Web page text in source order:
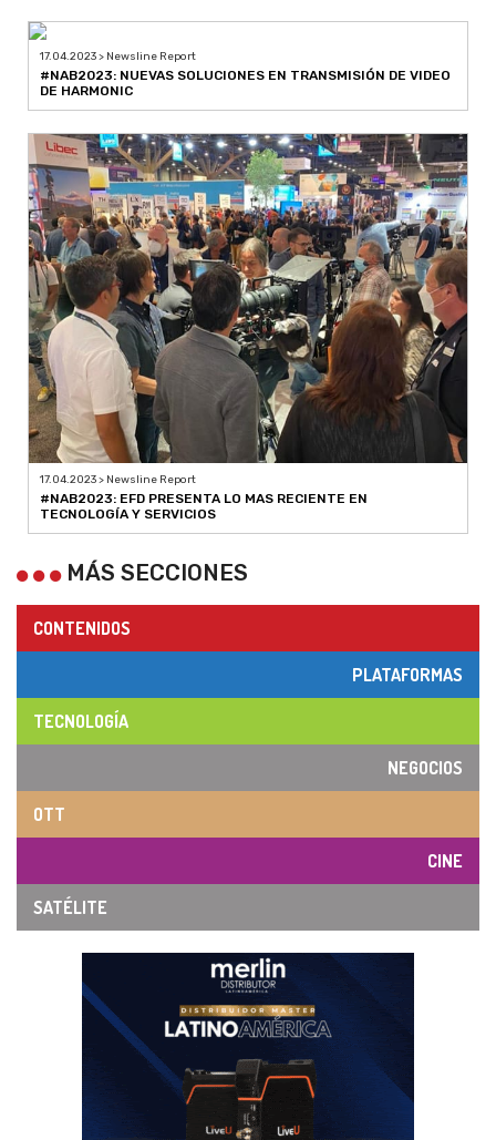
17.04.2023 > Newsline Report
#NAB2023: NUEVAS SOLUCIONES EN TRANSMISIÓN DE VIDEO
DE HARMONIC
17.04.2023 > Newsline Report
#NAB2023: EFD PRESENTA LO MAS RECIENTE EN
TECNOLOGÍA Y SERVICIOS
MÁS SECCIONES
CONTENIDOS
PLATAFORMAS
TECNOLOGÍA
NEGOCIOS
OTT
CINE
SATÉLITE